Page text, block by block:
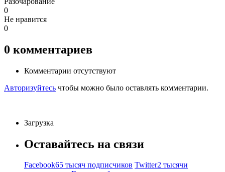
0
Не нравится
0
0 комментариев
Комментарии отсутствуют
Авторизуйтесь чтобы можно было оставлять комментарии.
Загрузка
Оставайтесь на связи
Facebook65 тысяч подписчиков Twitter2 тысячи